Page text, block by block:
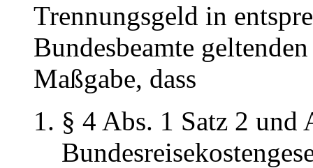
Trennungsgeld in
Bundesbeamte
Maßgabe, dass
§ 4 Abs. 1 Satz 2 und